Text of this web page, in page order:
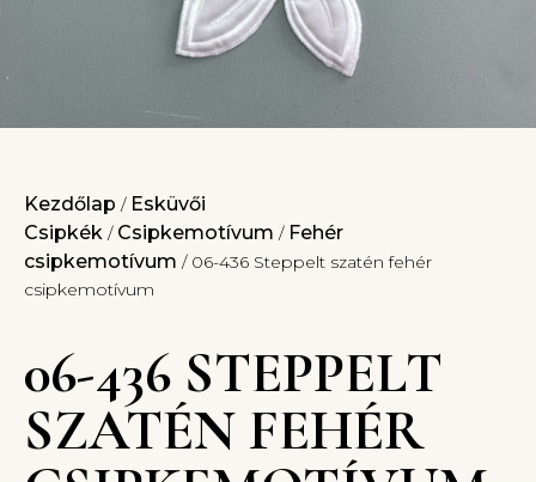
Kezdőlap / Esküvői
Csipkék / Csipkemotívum / Fehér
csipkemotívum / 06-436 Steppelt szatén fehér
csipkemotívum
06-436 STEPPELT
SZATÉN FEHÉR